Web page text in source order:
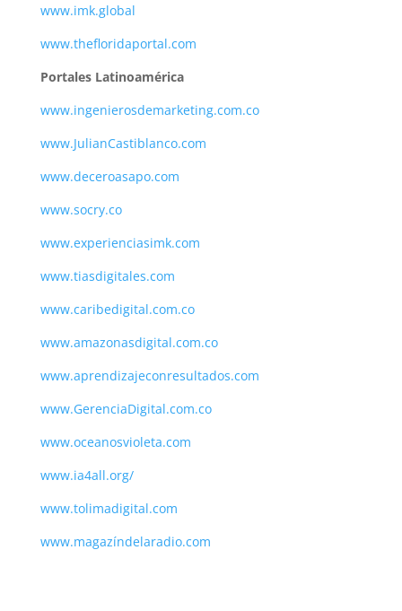
www.imk.global
www.thefloridaportal.com
Portales Latinoamérica
www.ingenierosdemarketing.com.co
www.JulianCastiblanco.com
www.deceroasapo.com
www.socry.co
www.experienciasimk.com
www.tiasdigitales.com
www.caribedigital.com.co
www.amazonasdigital.com.co
www.aprendizajeconresultados.com
www.GerenciaDigital.com.co
www.oceanosvioleta.com
www.ia4all.org/
www.tolimadigital.com
www.magazíndelaradio.com